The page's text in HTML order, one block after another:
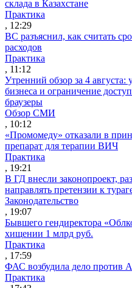
склада в Казахстане
Практика
, 12:29
ВС разъяснил, как считать
расходов
Практика
, 11:12
Утренний обзор за 4 августа:
бизнеса и ограничение
браузеры
Обзор СМИ
, 10:12
«Промомеду» отказали в
препарат для терапии ВИЧ
Практика
, 19:21
В ГД внесли законопроект,
направлять претензии к
Законодательство
, 19:07
Бывшего гендиректора
хищении 1 млрд руб.
Практика
, 17:59
ФАС возбудила дело против
Практика